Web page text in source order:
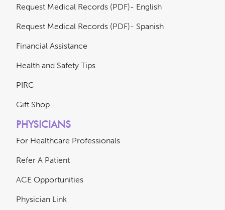
Request Medical Records (PDF)- English
Request Medical Records (PDF)- Spanish
Financial Assistance
Health and Safety Tips
PIRC
Gift Shop
PHYSICIANS
For Healthcare Professionals
Refer A Patient
ACE Opportunities
Physician Link